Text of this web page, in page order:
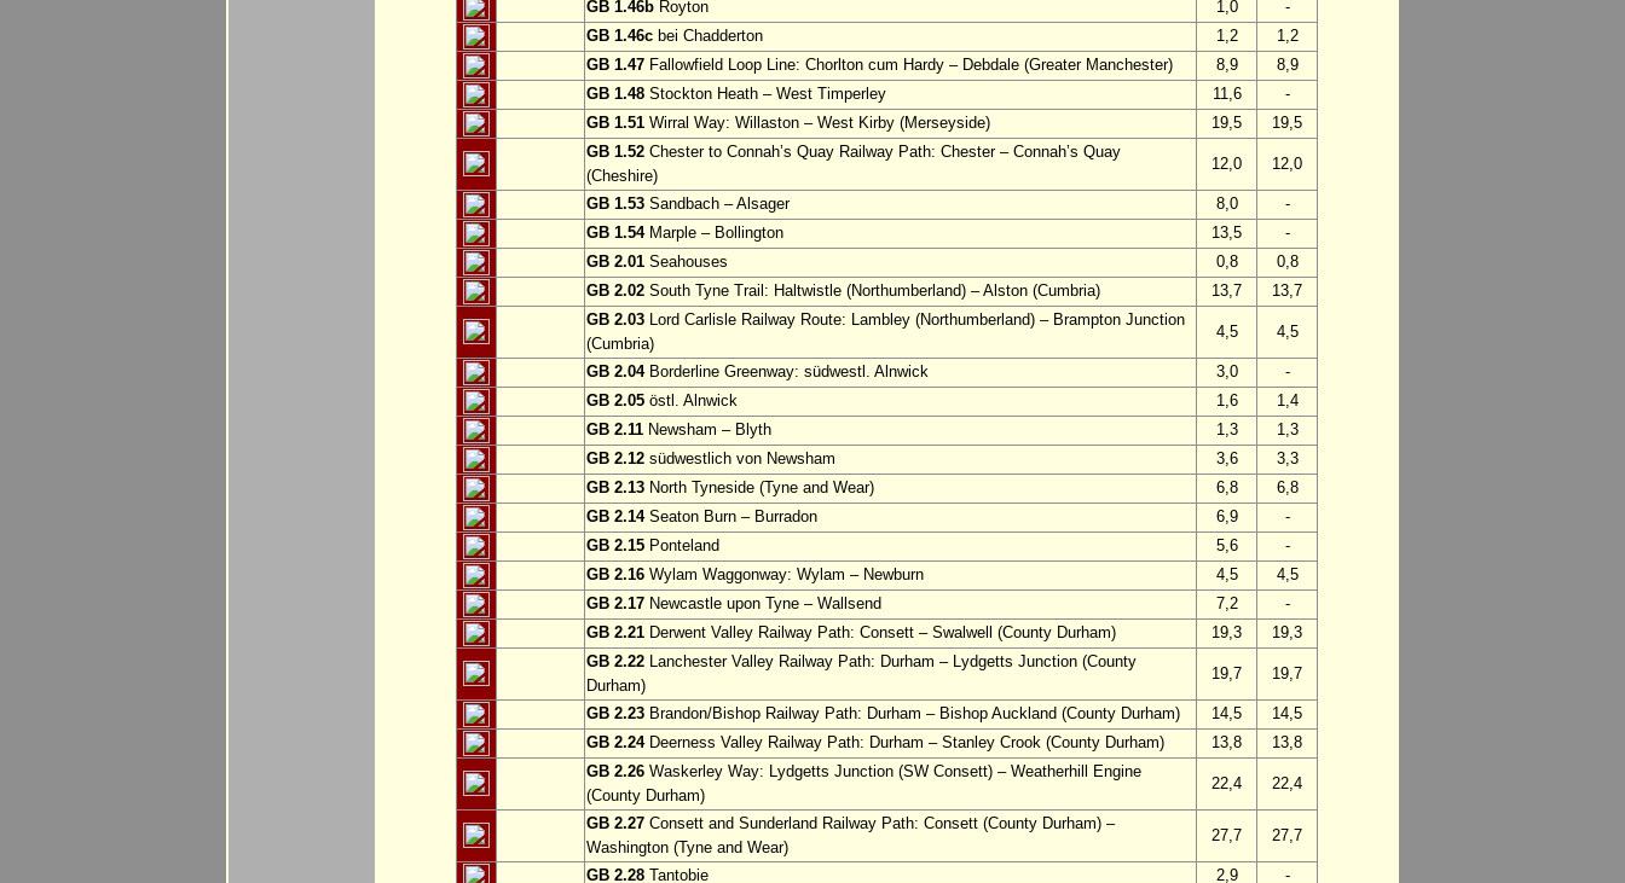
GB 1.46b Royton 1,0
-
GB 1.46c bei Chadderton 1,2
1,2
GB 1.47 Fallowfield Loop Line: Chorlton cum Hardy – Debdale (Greater Manchester) 8,9
8,9
GB 1.48 Stockton Heath – West Timperley 11,6
-
GB 1.51 Wirral Way: Willaston – West Kirby (Merseyside) 19,5
19,5
GB 1.52 Chester to Connah’s Quay Railway Path: Chester – Connah’s Quay
(Cheshire)
12,0 12,0
GB 1.53 Sandbach – Alsager 8,0
-
GB 1.54Marple – Bollington 13,5
-
GB 2.01 Seahouses 0,8
0,8
GB 2.02 South Tyne Trail: Haltwistle (Northumberland) – Alston (Cumbria) 13,7
13,7
GB 2.03 Lord Carlisle Railway Route: Lambley (Northumberland) – Brampton Junction
(Cumbria)
4,5 4,5
GB 2.04Borderline Greenway: südwestl. Alnwick 3,0
-
GB 2.05 östl. Alnwick 1,6
1,4
GB 2.11 Newsham – Blyth 1,3
1,3
GB 2.12 südwestlich von Newsham 3,6
3,3
GB 2.13 North Tyneside (Tyne and Wear) 6,8
6,8
GB 2.14Seaton Burn – Burradon 6,9
-
GB 2.15 Ponteland 5,6
-
GB 2.16 Wylam Waggonway: Wylam – Newburn 4,5
4,5
GB 2.17 Newcastle upon Tyne – Wallsend 7,2
-
GB 2.21 Derwent Valley Railway Path: Consett – Swalwell (County Durham) 19,3
19,3
GB 2.22 Lanchester Valley Railway Path: Durham – Lydgetts Junction (County
Durham)
19,7 19,7
GB 2.23 Brandon/Bishop Railway Path: Durham – Bishop Auckland (County Durham) 14,5
14,5
GB 2.24Deerness Valley Railway Path: Durham – Stanley Crook (County Durham) 13,8
13,8
GB 2.26 Waskerley Way: Lydgetts Junction (SW Consett) – Weatherhill Engine
(County Durham)
22,4 22,4
GB 2.27 Consett and Sunderland Railway Path: Consett (County Durham) –
Washington (Tyne and Wear)
27,7 27,7
GB 2.28 Tantobie 2,9
-